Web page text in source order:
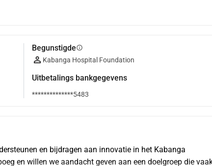
Begunstigdeinfo
Kabanga Hospital Foundation
Uitbetalings bankgegevens
**************5483
en bijdragen aan innovatie in het Kabanga
en willen we aandacht geven aan een doelgroep die